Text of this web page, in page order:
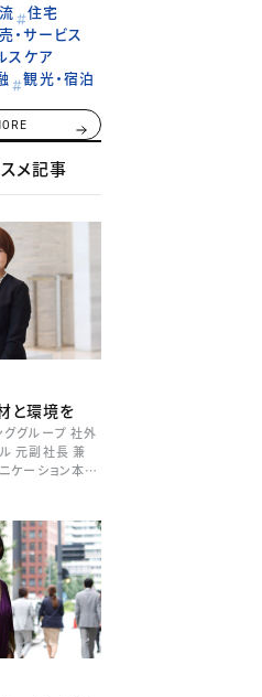
住宅
・サービス
スケア
観光・宿泊
メ記事
と環境を
ググループ 社外
元副社長 兼
ケーション本部
ルタント 井村